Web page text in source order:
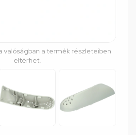
valóságban a termék részleteiben
eltérhet.